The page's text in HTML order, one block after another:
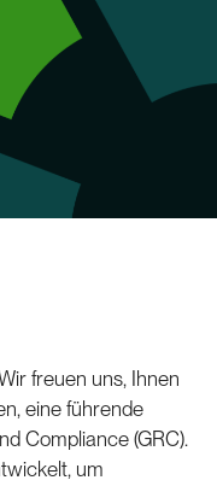
freuen uns, Ihnen
eine führende
Compliance (GRC).
um